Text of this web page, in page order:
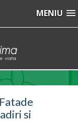
MENIU
si